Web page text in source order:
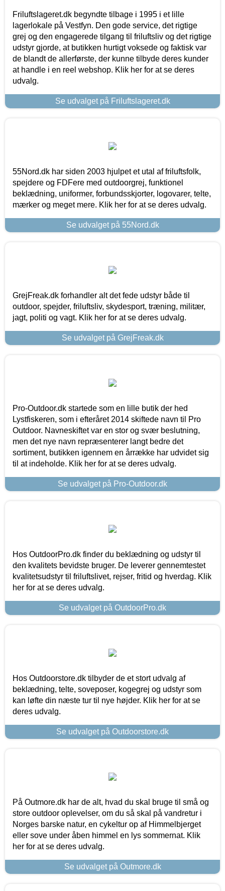
Friluftslageret.dk begyndte tilbage i 1995 i et lille
lagerlokale på Vestfyn. Den gode service, det rigtige
grej og den engagerede tilgang til friluftsliv og det rigtige
udstyr gjorde, at butikken hurtigt voksede og faktisk var
de blandt de allerførste, der kunne tilbyde deres kunder
at handle i en reel webshop. Klik her for at se deres
udvalg.
Se udvalget på Friluftslageret.dk
55Nord.dk har siden 2003 hjulpet et utal af friluftsfolk,
spejdere og FDFere med outdoorgrej, funktionel
beklædning, uniformer, forbundsskjorter, logovarer, telte,
mærker og meget mere. Klik her for at se deres udvalg.
Se udvalget på 55Nord.dk
GrejFreak.dk forhandler alt det fede udstyr både til
outdoor, spejder, friluftsliv, skydesport, træning, militær,
jagt, politi og vagt. Klik her for at se deres udvalg.
Se udvalget på GrejFreak.dk
Pro-Outdoor.dk startede som en lille butik der hed
Lystfiskeren, som i efteråret 2014 skiftede navn til Pro
Outdoor. Navneskiftet var en stor og svær beslutning,
men det nye navn repræsenterer langt bedre det
sortiment, butikken igennem en årrække har udvidet sig
til at indeholde. Klik her for at se deres udvalg.
Se udvalget på Pro-Outdoor.dk
Hos OutdoorPro.dk finder du beklædning og udstyr til
den kvalitets bevidste bruger. De leverer gennemtestet
kvalitetsudstyr til friluftslivet, rejser, fritid og hverdag. Klik
her for at se deres udvalg.
Se udvalget på OutdoorPro.dk
Hos Outdoorstore.dk tilbyder de et stort udvalg af
beklædning, telte, soveposer, kogegrej og udstyr som
kan løfte din næste tur til nye højder. Klik her for at se
deres udvalg.
Se udvalget på Outdoorstore.dk
På Outmore.dk har de alt, hvad du skal bruge til små og
store outdoor oplevelser, om du så skal på vandretur i
Norges barske natur, en cykeltur op af Himmelbjerget
eller sove under åben himmel en lys sommernat. Klik
her for at se deres udvalg.
Se udvalget på Outmore.dk